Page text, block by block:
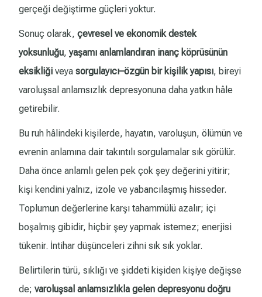
gerçeği değiştirme güçleri yoktur.
Sonuç olarak,çevresel ve ekonomik destek
yoksunluğu,yaşamı anlamlandıran inanç köprüsünün
eksikliği veyasorgulayıcı–özgün bir kişilik yapısı, bireyi
varoluşsal anlamsızlık depresyonuna daha yatkın hâle
getirebilir.
Bu ruh hâlindeki kişilerde, hayatın, varoluşun, ölümün ve
evrenin anlamına dair takıntılı sorgulamalar sık görülür.
Daha önce anlamlı gelen pek çok şey değerini yitirir;
kişi kendini yalnız, izole ve yabancılaşmış hisseder.
Toplumun değerlerine karşı tahammülü azalır; içi
boşalmış gibidir, hiçbir şey yapmak istemez; enerjisi
tükenir. İntihar düşünceleri zihni sık sık yoklar.
Belirtilerin türü, sıklığı ve şiddeti kişiden kişiye değişse
de;varoluşsal anlamsızlıkla gelen depresyonu doğru